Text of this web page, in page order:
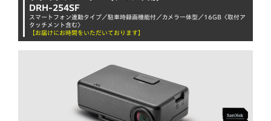
DRH-254SF
スマートフォン連動タイプ／駐車時録画機能付／カメラ一体型／16GB〈取付ア
タッチメント含む〉
【お届けにお時間をいただいております】